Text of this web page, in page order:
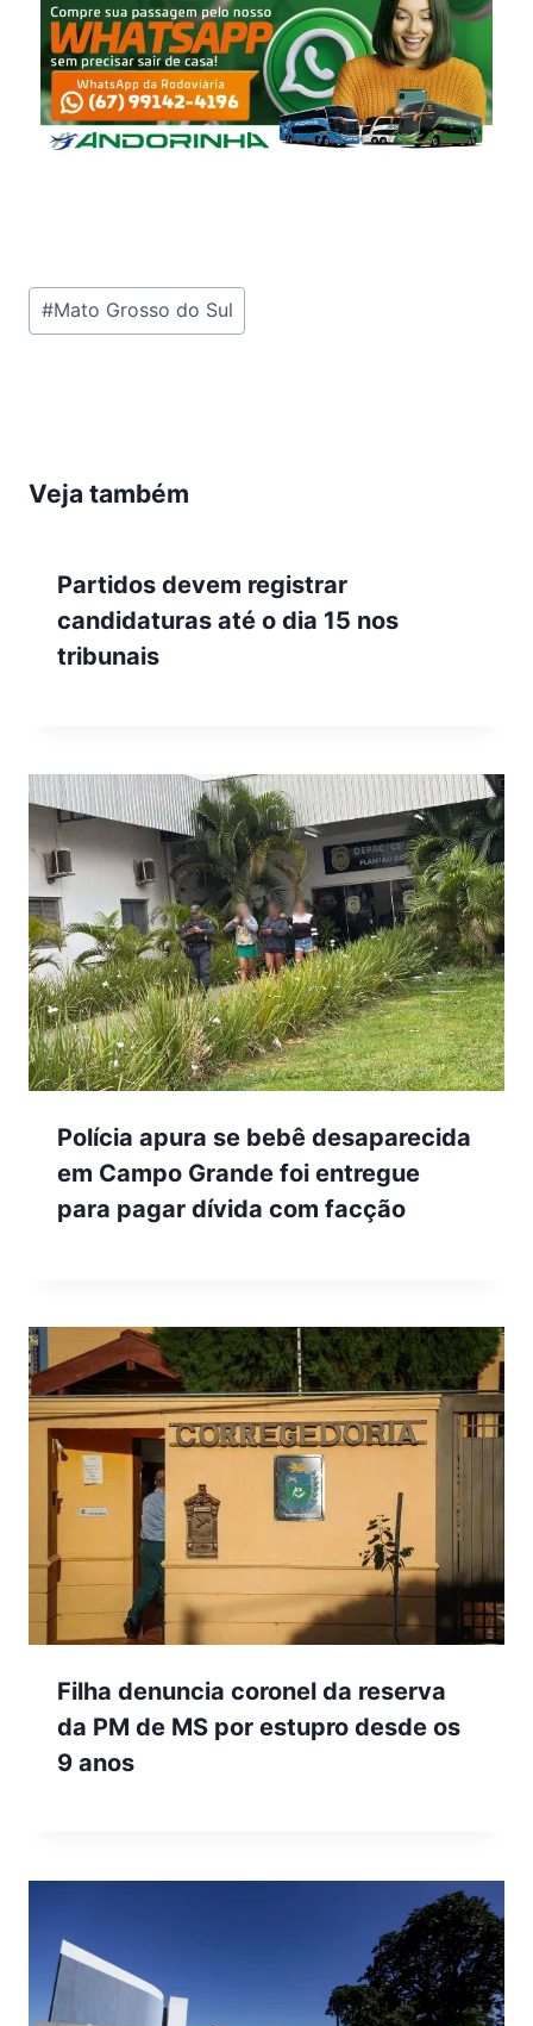
Tags
do
#Mato Grosso do Sul
Veja também
Partidos devem registrar
candidaturas até o dia 15 nos
tribunais
Polícia apura se bebê desaparecida
em Campo Grande foi entregue
para pagar dívida com facção
Filha denuncia coronel da reserva
da PM de MS por estupro desde os
9 anos